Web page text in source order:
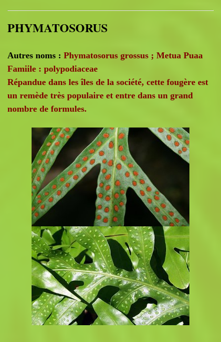
PHYMATOSORUS
Autres noms : Phymatosorus grossus ; Metua Puaa
Famiile : polypodiaceae
Répandue dans les îles de la société, cette fougère est
un remède très populaire et entre dans un grand
nombre de formules.